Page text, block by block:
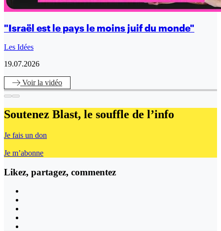
"Israël est le pays le moins juif du monde"
Les Idées
19.07.2026
Voirla vidéo
Soutenez Blast, le souffle de l’info
Je fais un don
Je m’abonne
Likez, partagez, commentez